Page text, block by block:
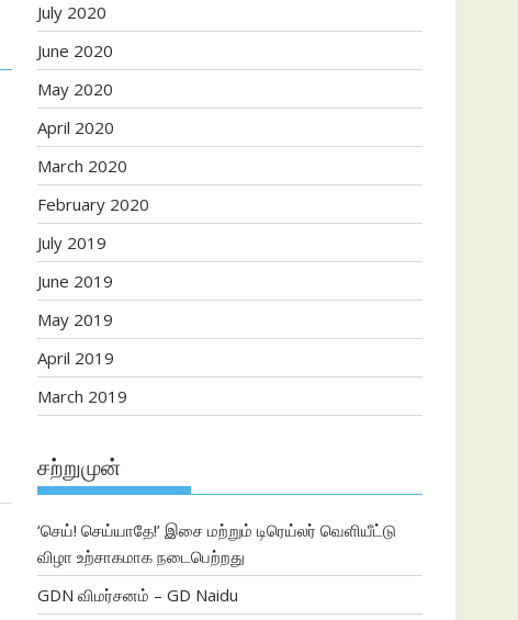
July 2020
June 2020
May 2020
April 2020
March 2020
February 2020
July 2019
June 2019
May 2019
April 2019
March 2019
சற்றுமுன்
‘செய்! செய்யாதே!’ இசை மற்றும் டிரெய்லர் வெளியீட்டு
விழா உற்சாகமாக நடைபெற்றது
GDN விமர்சனம் – GD Naidu